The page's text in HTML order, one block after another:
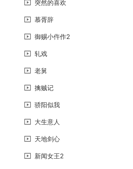
突然的喜欢
慕胥辞
御赐小仵作2
轧戏
老舅
擒贼记
骄阳似我
大生意人
天地剑心
新闻女王2